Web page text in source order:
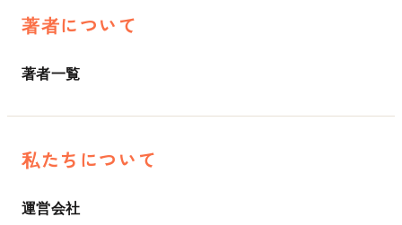
著者について
著者一覧
私たちについて
運営会社